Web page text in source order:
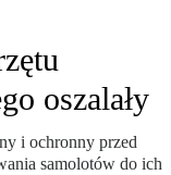
oszalały
i ochronny przed
samolotów do ich